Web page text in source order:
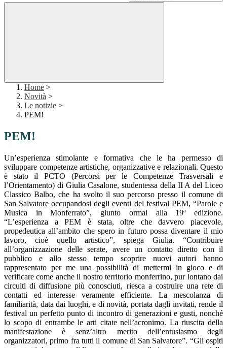
Home >
Novità >
Le notizie >
PEM!
PEM!
Un’esperienza stimolante e formativa che le ha permesso di
sviluppare competenze artistiche, organizzative e relazionali. Questo
è stato il PCTO (Percorsi per le Competenze Trasversali e
l’Orientamento) di Giulia Casalone, studentessa della II A del Liceo
Classico Balbo, che ha svolto il suo percorso presso il comune di
San Salvatore occupandosi degli eventi del festival PEM, “Parole e
Musica in Monferrato”, giunto ormai alla 19ª edizione.
“L’esperienza a PEM è stata, oltre che davvero piacevole,
propedeutica all’ambito che spero in futuro possa diventare il mio
lavoro, cioè quello artistico”, spiega Giulia. “Contribuire
all’organizzazione delle serate, avere un contatto diretto con il
pubblico e allo stesso tempo scoprire nuovi autori hanno
rappresentato per me una possibilità di mettermi in gioco e di
verificare come anche il nostro territorio monferrino, pur lontano dai
circuiti di diffusione più conosciuti, riesca a costruire una rete di
contatti ed interesse veramente efficiente. La mescolanza di
familiarità, data dai luoghi, e di novità, portata dagli invitati, rende il
festival un perfetto punto di incontro di generazioni e gusti, nonché
lo scopo di entrambe le arti citate nell’acronimo. La riuscita della
manifestazione è senz’altro merito dell’entusiasmo degli
organizzatori, primo fra tutti il comune di San Salvatore”. “Gli ospiti